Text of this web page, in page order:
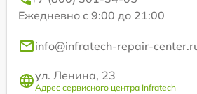
Ежедневно с 9:00 до 21:00
info@infratech-repair-
ул. Ленина, 23
Адрес сервисного центра Infratech